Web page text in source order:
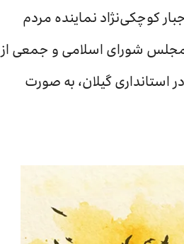
کوچکی‌نژاد نماینده مردم
شورای اسلامی و جمعی از
استانداری گیلان، به صورت